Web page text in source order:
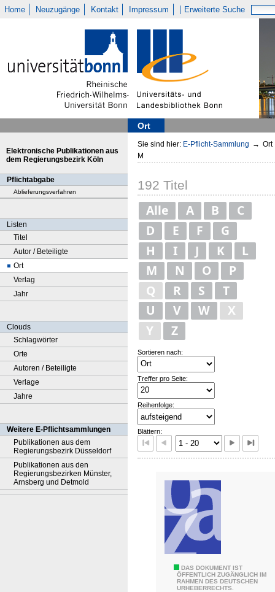
Home Neuzugänge Kontakt Impressum Erweiterte Suche
Ort
Elektronische Publikationen aus
dem Regierungsbezirk Köln
Pflichtabgabe
Ablieferungsverfahren
Listen
Titel
Autor / Beteiligte
Ort
Verlag
Jahr
Clouds
Schlagwörter
Orte
Autoren / Beteiligte
Verlage
Jahre
Weitere E-Pflichtsammlungen
Publikationen aus dem
Regierungsbezirk Düsseldorf
Publikationen aus den
Regierungsbezirken Münster,
Arnsberg und Detmold
Sie sind hier: E-Pflicht-Sammlung → Ort
M
192 Titel
Alle A B
C
D
E F
G
H
I J K
L
M
N O
P
Q
R S
T
U
V W
X
Y
Z
Sortieren nach:
Treffer pro Seite:
Reihenfolge:
Blättern:
DAS DOKUMENT IST
ÖFFENTLICH ZUGÄNGLICH IM
RAHMEN DES DEUTSCHEN
URHEBERRECHTS.